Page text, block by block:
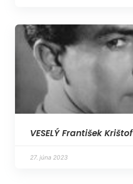
VESELÝ František Krištof
27. júna 2023